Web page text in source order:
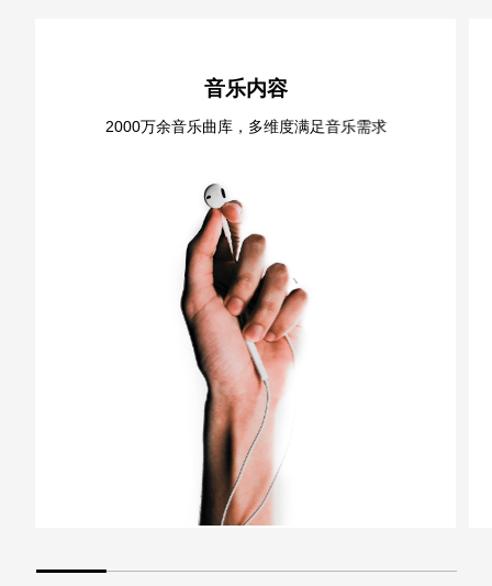
音乐内容
2000万余音乐曲库，多维度满足音乐需求